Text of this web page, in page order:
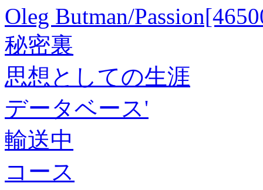
Oleg Butman/
秘密裏
思想としての生涯
データベース'
輸送中
コース